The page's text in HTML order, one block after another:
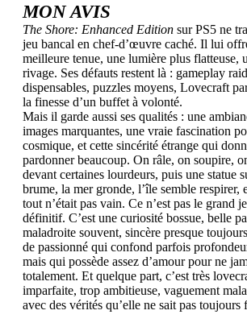
MON AVIS
The Shore: Enhanced Editionsur PS5 ne
jeu bancal en chef-d’œuvre caché. Il lui
meilleure tenue, une lumière plus flatteuse,
rivage. Ses défauts restent là : gameplay
dispensables, puzzles moyens, Lovecraft
la finesse d’un buffet à volonté.
Mais il garde aussi ses qualités : une
images marquantes, une vraie fascination
cosmique, et cette sincérité étrange qui
pardonner beaucoup. On râle, on soupire,
devant certaines lourdeurs, puis une statue
brume, la mer gronde, l’île semble respirer,
tout n’était pas vain. Ce n’est pas le grand
définitif. C’est une curiosité bossue, belle
maladroite souvent, sincère presque
de passionné qui confond parfois
mais qui possède assez d’amour pour ne
totalement. Et quelque part, c’est très
imparfaite, trop ambitieuse, vaguement
avec des vérités qu’elle ne sait pas toujours